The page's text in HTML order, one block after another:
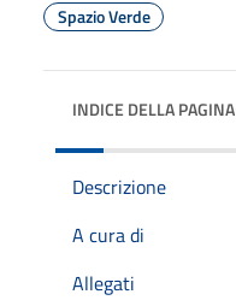
Spazio Verde
INDICE DELLA PAGINA
Descrizione
A cura di
Allegati